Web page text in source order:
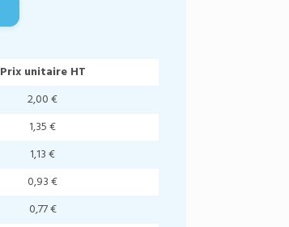
Prix unitaire HT
2,00 €
1,35 €
1,13 €
0,93 €
0,77 €